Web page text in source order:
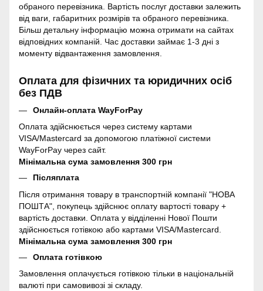
обраного перевізника. Вартість послуг доставки залежить
від ваги, габаритних розмірів та обраного перевізника.
Більш детальну інформацію можна отримати на сайтах
відповідних компаній. Час доставки займає 1-3 дні з
моменту відвантаження замовлення.
Оплата для фізичних та юридичних осіб
без ПДВ
Онлайн-оплата WayForPay
Оплата здійснюється через систему картами
VISA/Mastercard за допомогою платіжної системи
WayForPay через сайт.
Мінімальна сума замовлення 300 грн
Післяплата
Після отримання товару в транспортній компанії "НОВА
ПОШТА", покупець здійснює оплату вартості товару +
вартість доставки. Оплата у відділенні Нової Пошти
здійснюється готівкою або картами VISA/Mastercard.
Мінімальна сума замовлення 300 грн
Оплата готівкою
Замовлення оплачується готівкою тільки в національній
валюті при самовивозі зі складу.